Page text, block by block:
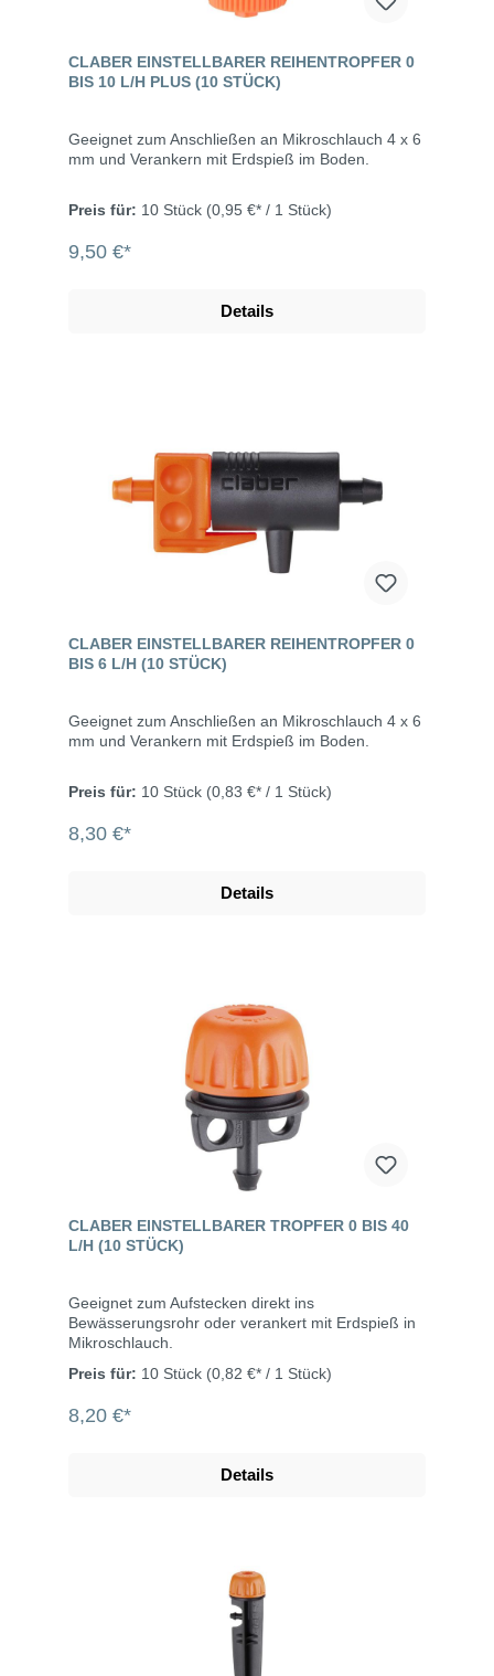
CLABER EINSTELLBARER REIHENTROPFER 0
BIS 10 L/H PLUS (10 STÜCK)
Geeignet zum Anschließen an Mikroschlauch 4 x 6
mm und Verankern mit Erdspieß im Boden.
Preis für: 10 Stück (0,95 €* / 1 Stück)
9,50 €*
Details
CLABER EINSTELLBARER REIHENTROPFER 0
BIS 6 L/H (10 STÜCK)
Geeignet zum Anschließen an Mikroschlauch 4 x 6
mm und Verankern mit Erdspieß im Boden.
Preis für: 10 Stück (0,83 €* / 1 Stück)
8,30 €*
Details
CLABER EINSTELLBARER TROPFER 0 BIS 40
L/H (10 STÜCK)
Geeignet zum Aufstecken direkt ins
Bewässerungsrohr oder verankert mit Erdspieß in
Mikroschlauch.
Preis für: 10 Stück (0,82 €* / 1 Stück)
8,20 €*
Details